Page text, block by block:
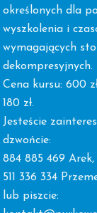
określonych dla
wyszkolenia i
wymagających
dekompresyjnych.
Cena kursu: 600
180 zł.
Jesteście
dzwońcie:
884 885 469 Arek,
511 336 334
lub piszcie: